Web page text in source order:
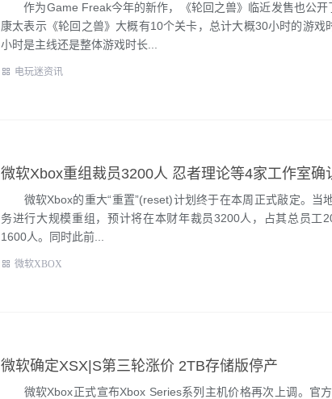
作为Game Freak今年的新作，《轮回之兽》临近发售也公开
康太表示《轮回之兽》大概有10个关卡，总计大概30小时的游戏
小时是主线还是整体游戏时长...
电玩迷资讯
微软Xbox重组裁员3200人 忍者理论等4家工作室确
微软Xbox的重大“重置”(reset)计划终于在本周正式敲定。当
务进行大规模重组，预计将在本财年裁员3200人，占其总员工
1600人。同时此前...
微软XBOX
微软确定XSX|S第三轮涨价 2TB存储版停产
微软Xbox正式宣布Xbox Series系列主机价格再次上调。官